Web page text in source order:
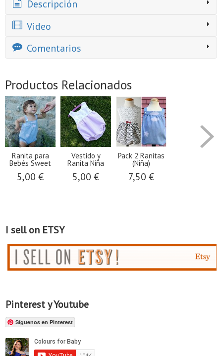
I sell on ETSY
Pinterest y Youtube
Síguenos en Pinterest
Descripción
Video
Comentarios
Productos Relacionados
Ranita para
Bebés Sweet
5,00 €
Vestido y
Ranita Niña
5,00 €
Pack 2 Ranitas
(Niña)
7,50 €